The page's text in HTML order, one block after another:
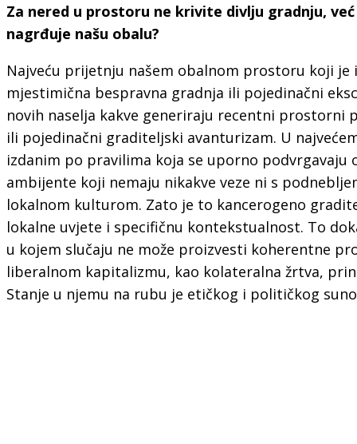
Za nered u prostoru ne krivite divlju gradnju,
nagrđuje našu obalu?
Najveću prijetnju našem obalnom prostoru koji
mjestimična bespravna gradnja ili pojedinačni
novih naselja kakve generiraju recentni
ili pojedinačni graditeljski avanturizam. U
izdanim po pravilima koja se uporno
ambijente koji nemaju nikakve veze ni s
lokalnom kulturom. Zato je to kancerogeno
lokalne uvjete i specifičnu kontekstualnost. To
u kojem slučaju ne može proizvesti koherentne
liberalnom kapitalizmu, kao kolateralna žrtva,
Stanje u njemu na rubu je etičkog i političkog